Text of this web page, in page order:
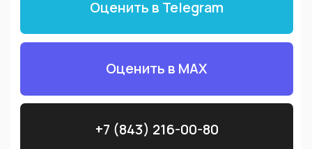
Популярныевопросы
нашей компании, вы получите справедливую